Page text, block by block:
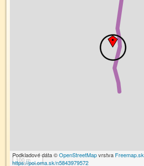
100 m
Podkladové dáta ©OpenStreetMapvrstva Freemap.sk
https://poi.oma.sk/n5843979572